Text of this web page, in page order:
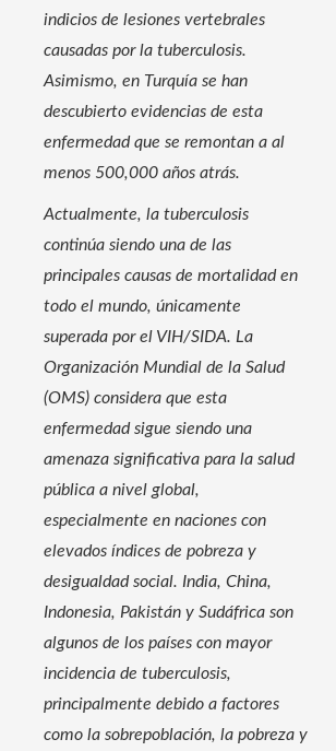
indicios de lesiones vertebrales
causadas por la tuberculosis.
Asimismo, en Turquía se han
descubierto evidencias de esta
enfermedad que se remontan a al
menos 500,000 años atrás.
Actualmente, la tuberculosis
continúa siendo una de las
principales causas de mortalidad en
todo el mundo, únicamente
superada por el VIH/SIDA. La
Organización Mundial de la Salud
(OMS) considera que esta
enfermedad sigue siendo una
amenaza significativa para la salud
pública a nivel global,
especialmente en naciones con
elevados índices de pobreza y
desigualdad social. India, China,
Indonesia, Pakistán y Sudáfrica son
algunos de los países con mayor
incidencia de tuberculosis,
principalmente debido a factores
como la sobrepoblación, la pobreza y